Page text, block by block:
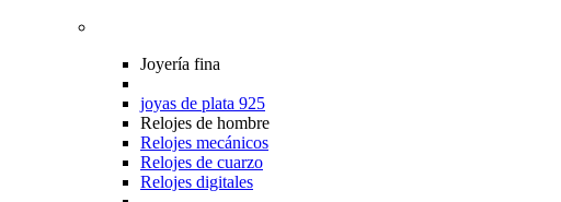
Joyería fina
joyas de plata 925
Relojes de hombre
Relojes mecánicos
Relojes de cuarzo
Relojes digitales